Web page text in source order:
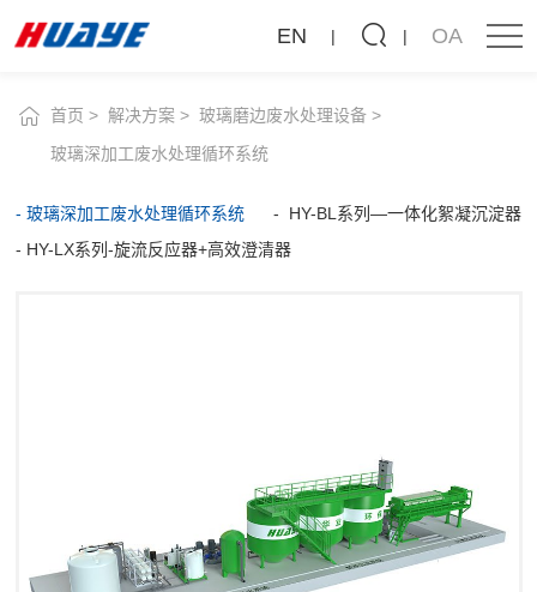
EN OA
玻
璃
深
废
水
首页 解决方案
玻璃磨边废水处理设备
玻璃深加工废水处理循环系统
玻璃深加工废水处理循环系统
HY-BL系列—一体化絮凝沉淀器
HY-LX系列-旋流反应器+高效澄清器